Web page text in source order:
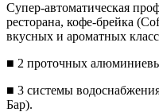
Cупер-автоматическая
ресторана, кофе-брейка
вкусных и ароматных
■ 2 проточных
■ 3 системы
Бар).